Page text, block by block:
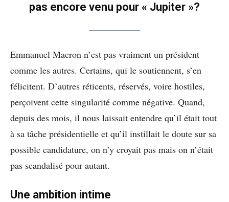
pas encore venu pour « Jupiter »?
Emmanuel Macron n’est pas vraiment un président
comme les autres. Certains, qui le soutiennent, s’en
félicitent. D’autres réticents, réservés, voire hostiles,
perçoivent cette singularité comme négative. Quand,
depuis des mois, il nous laissait entendre qu’il était tout
à sa tâche présidentielle et qu’il instillait le doute sur sa
possible candidature, on n’y croyait pas mais on n’était
pas scandalisé pour autant.
Une ambition intime